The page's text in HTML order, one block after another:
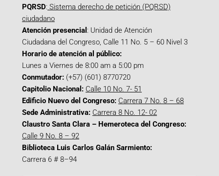
PQRSD: Sistema derecho de petición (PQRSD)
ciudadano
Atención presencial : Unidad de Atención
Ciudadana del Congreso, Calle 11 No. 5 – 60 Nivel 3
Horario de atención al público:
Lunes a Viernes de 8:00 am a 5:00 pm
Conmutador: (+57) (601) 8770720
Capitolio Nacional: Calle 10 No. 7- 51
Edificio Nuevo del Congreso: Carrera 7 No. 8 – 68
Sede Administrativa: Carrera 8 No. 12- 02
Claustro Santa Clara – Hemeroteca del Congreso:
Calle 9 No. 8 – 92
Biblioteca Luis Carlos Galán Sarmiento:
Carrera 6 # 8–94